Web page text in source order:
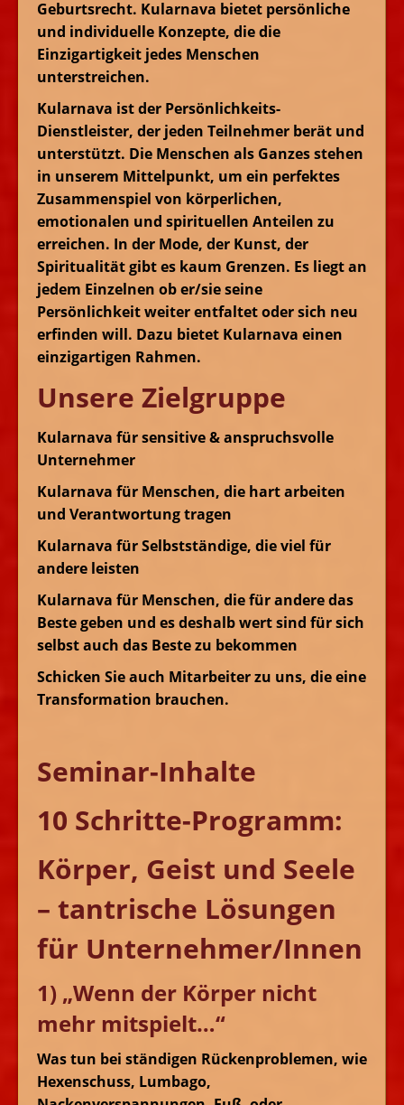
Geburtsrecht. Kularnava bietet persönliche
und individuelle Konzepte, die die
Einzigartigkeit jedes Menschen
unterstreichen.
Kularnava ist der Persönlichkeits-
Dienstleister, der jeden Teilnehmer berät und
unterstützt. Die Menschen als Ganzes stehen
in unserem Mittelpunkt, um ein perfektes
Zusammenspiel von körperlichen,
emotionalen und spirituellen Anteilen zu
erreichen. In der Mode, der Kunst, der
Spiritualität gibt es kaum Grenzen. Es liegt an
jedem Einzelnen ob er/sie seine
Persönlichkeit weiter entfaltet oder sich neu
erfinden will. Dazu bietet Kularnava einen
einzigartigen Rahmen.
Unsere Zielgruppe
Kularnava für sensitive & anspruchsvolle
Unternehmer
Kularnava für Menschen, die hart arbeiten
und Verantwortung tragen
Kularnava für Selbstständige, die viel für
andere leisten
Kularnava für Menschen, die für andere das
Beste geben und es deshalb wert sind für sich
selbst auch das Beste zu bekommen
Schicken Sie auch Mitarbeiter zu uns, die eine
Transformation brauchen.
Seminar-Inhalte
10 Schritte-Programm:
Körper, Geist und Seele
– tantrische Lösungen
für Unternehmer/Innen
1) „Wenn der Körper nicht
mehr mitspielt…“
Was tun bei ständigen Rückenproblemen, wie
Hexenschuss, Lumbago,